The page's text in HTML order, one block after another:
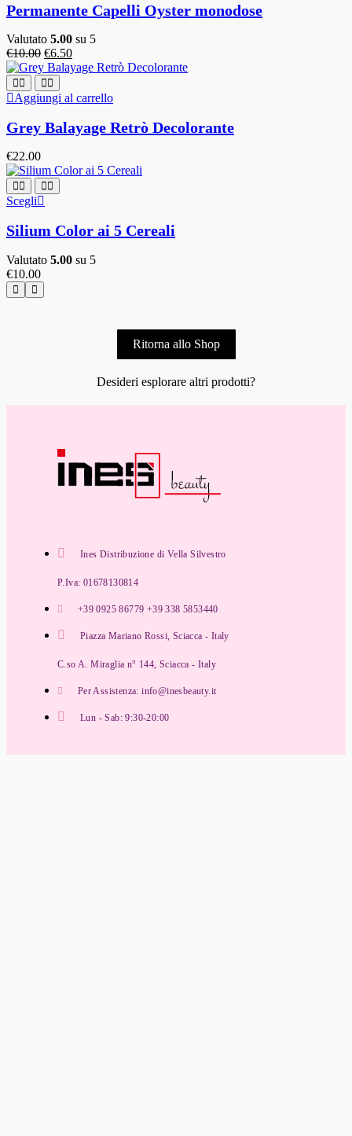
Permanente Capelli Oyster monodose
Valutato 5.00 su 5
€10.00 €6.50
Aggiungi al carrello
Grey Balayage Retrò Decolorante
€22.00
Scegli
Silium Color ai 5 Cereali
Valutato 5.00 su 5
€10.00
Ritorna allo Shop
Desideri esplorare altri prodotti?
Ines Distribuzione di Vella Silvestro
P.Iva: 01678130814
+39 0925 86779 +39 338 5853440
Piazza Mariano Rossi, Sciacca - Italy
C.so A. Miraglia n° 144, Sciacca - Italy
Per Assistenza: info@inesbeauty.it
Lun - Sab: 9:30-20:00